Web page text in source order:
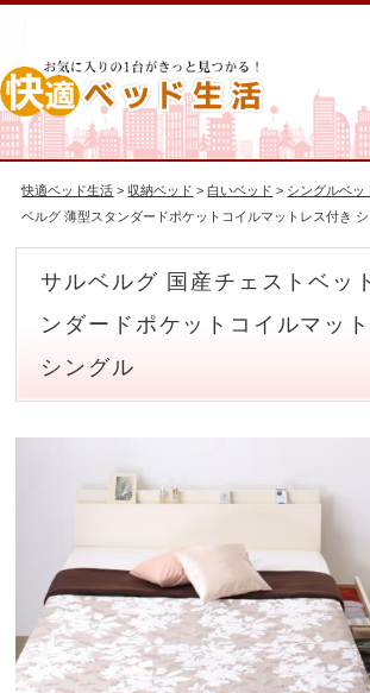
快適ベッド生活 >収納ベッド >白いベッド > シングルベッ
ベルグ 薄型スタンダードポケットコイルマットレス付き
サルベルグ 国産チェストベッ
ンダードポケットコイルマッ
シングル